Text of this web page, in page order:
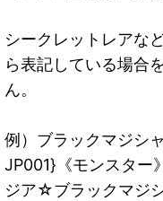
シークレットレアな
ら表記している場合
ん。
例）ブラックマジシ
JP001}《モンスター
ジア☆ブラックマジ